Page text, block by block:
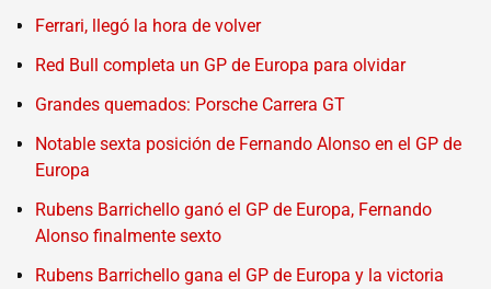
Ferrari, llegó la hora de volver
Red Bull completa un GP de Europa para olvidar
Grandes quemados: Porsche Carrera GT
Notable sexta posición de Fernando Alonso en el GP de
Europa
Rubens Barrichello ganó el GP de Europa, Fernando
Alonso finalmente sexto
Rubens Barrichello gana el GP de Europa y la victoria